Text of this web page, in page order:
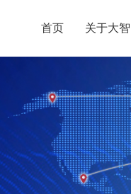
首页 关于大智